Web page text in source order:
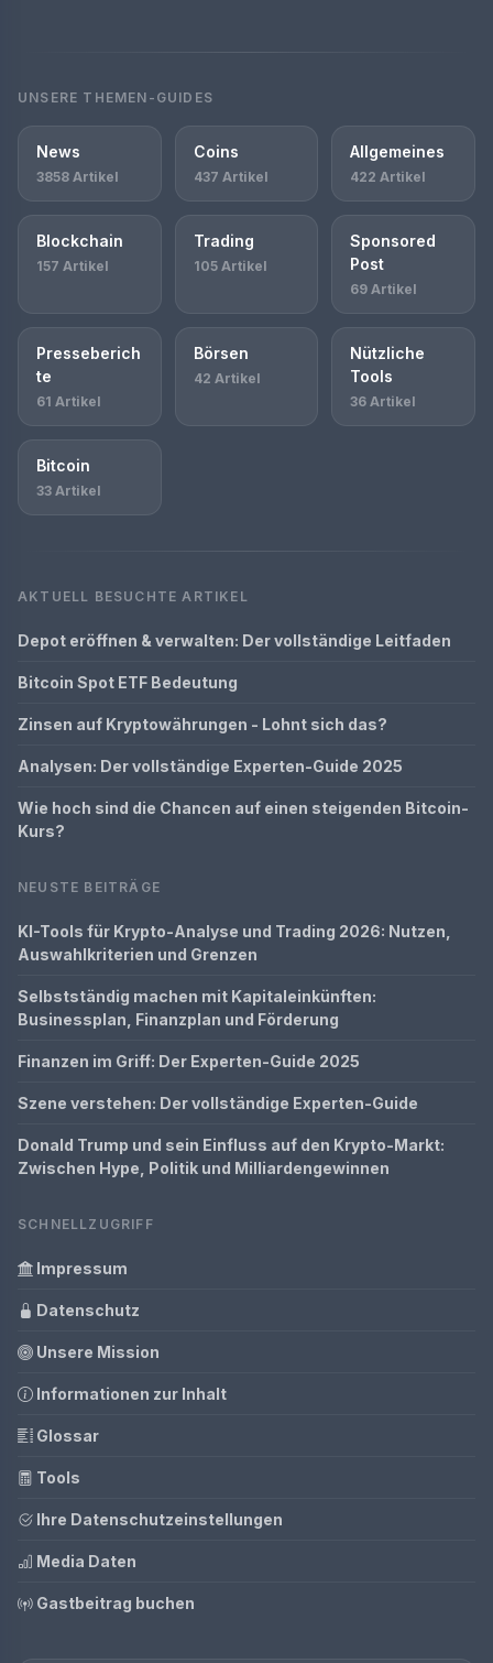
UNSERE THEMEN-GUIDES
News
3858 Artikel
Coins
437 Artikel
Allgemeines
422 Artikel
Blockchain
157 Artikel
Trading
105 Artikel
Sponsored
Post
69 Artikel
Presseberich
te
61 Artikel
Börsen
42 Artikel
Nützliche
Tools
36 Artikel
Bitcoin
33 Artikel
AKTUELL BESUCHTE ARTIKEL
Depot eröffnen & verwalten: Der vollständige Leitfaden
Bitcoin Spot ETF Bedeutung
Zinsen auf Kryptowährungen - Lohnt sich das?
Analysen: Der vollständige Experten-Guide 2025
Wie hoch sind die Chancen auf einen steigenden Bitcoin-
Kurs?
NEUSTE BEITRÄGE
KI-Tools für Krypto-Analyse und Trading 2026: Nutzen,
Auswahlkriterien und Grenzen
Selbstständig machen mit Kapitaleinkünften:
Businessplan, Finanzplan und Förderung
Finanzen im Griff: Der Experten-Guide 2025
Szene verstehen: Der vollständige Experten-Guide
Donald Trump und sein Einfluss auf den Krypto-Markt:
Zwischen Hype, Politik und Milliardengewinnen
SCHNELLZUGRIFF
Impressum
Datenschutz
Unsere Mission
Informationen zur Inhalt
Glossar
Tools
Ihre Datenschutzeinstellungen
Media Daten
Gastbeitrag buchen